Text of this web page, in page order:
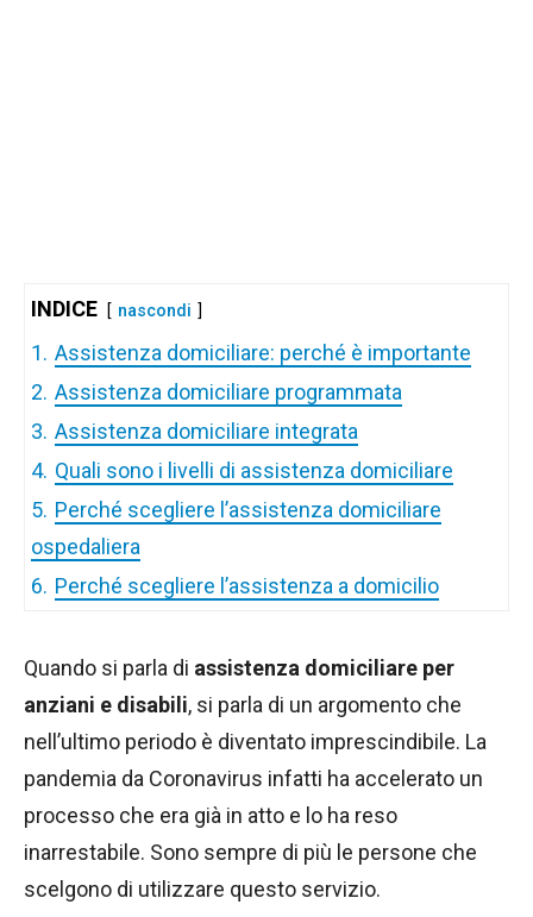
INDICE nascondi
1. Assistenza domiciliare: perché è importante
2. Assistenza domiciliare programmata
3. Assistenza domiciliare integrata
4. Quali sono i livelli di assistenza domiciliare
5. Perché scegliere l’assistenza domiciliare
ospedaliera
6. Perché scegliere l’assistenza a domicilio
Quando si parla di assistenza domiciliare per
anziani e disabili, si parla di un argomento che
nell’ultimo periodo è diventato imprescindibile. La
pandemia da Coronavirus infatti ha accelerato un
processo che era già in atto e lo ha reso
inarrestabile. Sono sempre di più le persone che
scelgono di utilizzare questo servizio.